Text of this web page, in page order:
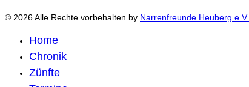
© 2026 Alle Rechte vorbehalten by Narrenfreunde Heuberg e.V.
Home
Chronik
Zünfte